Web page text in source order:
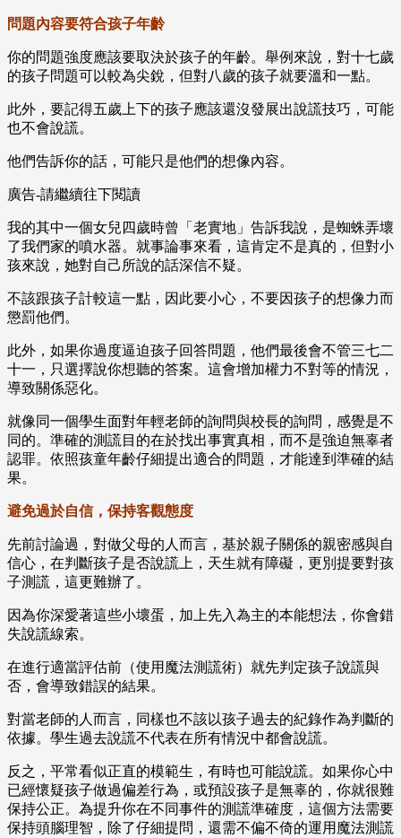
問題內容要符合孩子年齡
你的問題強度應該要取決於孩子的年齡。舉例來說，對十七歲
的孩子問題可以較為尖銳，但對八歲的孩子就要溫和一點。
此外，要記得五歲上下的孩子應該還沒發展出說謊技巧，可能
也不會說謊。
他們告訴你的話，可能只是他們的想像內容。
廣告-請繼續往下閱讀
我的其中一個女兒四歲時曾「老實地」告訴我說，是蜘蛛弄壞
了我們家的噴水器。就事論事來看，這肯定不是真的，但對小
孩來說，她對自己所說的話深信不疑。
不該跟孩子計較這一點，因此要小心，不要因孩子的想像力而
懲罰他們。
此外，如果你過度逼迫孩子回答問題，他們最後會不管三七二
十一，只選擇說你想聽的答案。這會增加權力不對等的情況，
導致關係惡化。
就像同一個學生面對年輕老師的詢問與校長的詢問，感覺是不
同的。準確的測謊目的在於找出事實真相，而不是強迫無辜者
認罪。依照孩童年齡仔細提出適合的問題，才能達到準確的結
果。
避免過於自信，保持客觀態度
先前討論過，對做父母的人而言，基於親子關係的親密感與自
信心，在判斷孩子是否說謊上，天生就有障礙，更別提要對孩
子測謊，這更難辦了。
因為你深愛著這些小壞蛋，加上先入為主的本能想法，你會錯
失說謊線索。
在進行適當評估前（使用魔法測謊術）就先判定孩子說謊與
否，會導致錯誤的結果。
對當老師的人而言，同樣也不該以孩子過去的紀錄作為判斷的
依據。學生過去說謊不代表在所有情況中都會說謊。
反之，平常看似正直的模範生，有時也可能說謊。如果你心中
已經懷疑孩子做過偏差行為，或預設孩子是無辜的，你就很難
保持公正。為提升你在不同事件的測謊準確度，這個方法需要
保持頭腦理智，除了仔細提問，還需不偏不倚的運用魔法測謊